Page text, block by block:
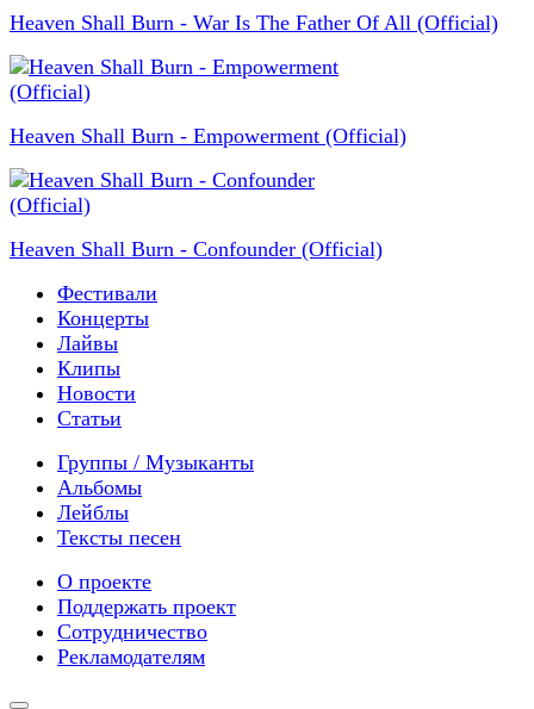
Heaven Shall Burn - War Is The Father Of All (Official)
Heaven Shall Burn - Empowerment (Official)
Heaven Shall Burn - Confounder (Official)
Фестивали
Концерты
Лайвы
Клипы
Новости
Статьи
Группы / Музыканты
Альбомы
Лейблы
Тексты песен
О проекте
Поддержать проект
Сотрудничество
Рекламодателям